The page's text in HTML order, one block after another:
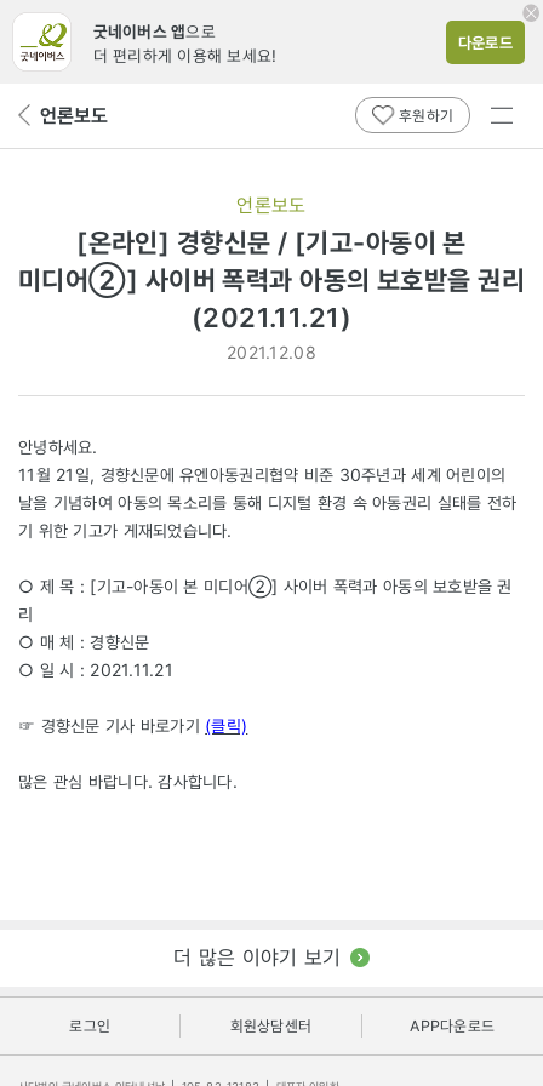
굿네이버스 앱으로
더 편리하게 이용해 보세요!
다운로드
뒤 언론보도 후원하기
전체
언론보도
[온라인] 경향신문 / [기고-아동이 본
미디어②] 사이버 폭력과 아동의 보호받을 권리
(2021.11.21)
2021.12.08
안녕하세요.
11월 21일, 경향신문에 유엔아동권리협약 비준 30주년과 세계 어린이의
날을 기념하여 아동의 목소리를 통해 디지털 환경 속 아동권리 실태를 전하
기 위한 기고가 게재되었습니다.
○ 제 목 : [기고-아동이 본 미디어②] 사이버 폭력과 아동의 보호받을 권
리
○ 매 체 : 경향신문
○ 일 시 : 2021.11.21
☞ 경향신문 기사 바로가기 (클릭)
많은 관심 바랍니다. 감사합니다.
더 많은 이야기 보기
로그인 회원상담센터 APP다운로드